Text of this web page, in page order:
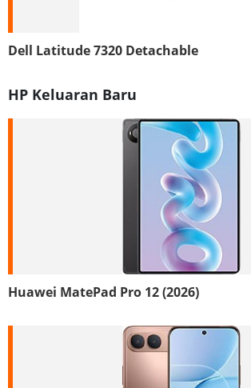
Dell Latitude 7320 Detachable
HP Keluaran Baru
Huawei MatePad Pro 12 (2026)